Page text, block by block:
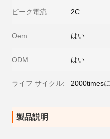
ピーク電流: 2C
Oem: はい
ODM: はい
ライフ サイクル: 2000timesに
製品説明